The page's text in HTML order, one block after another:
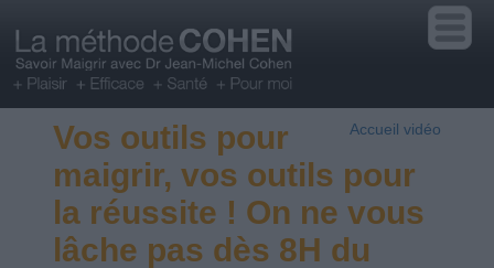
Accueil vidéo
Vos outils pour
maigrir, vos outils pour
la réussite ! On ne vous
lâche pas dès 8H du